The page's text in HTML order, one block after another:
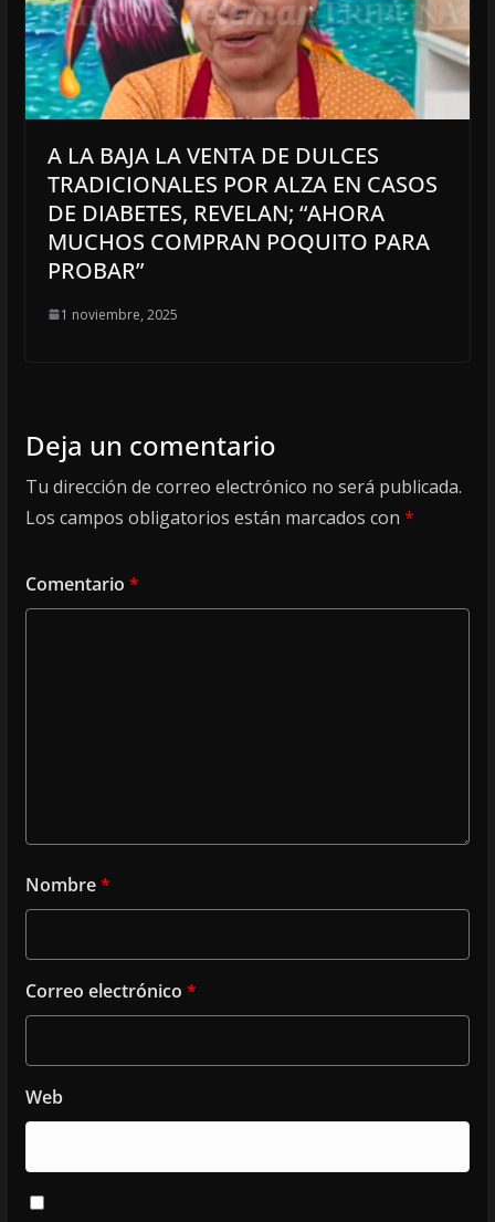
A LA BAJA LA VENTA DE DULCES
TRADICIONALES POR ALZA EN CASOS
DE DIABETES, REVELAN; “AHORA
MUCHOS COMPRAN POQUITO PARA
PROBAR”
1 noviembre, 2025
Deja un comentario
Tu dirección de correo electrónico no será publicada.
Los campos obligatorios están marcados con *
Comentario *
Nombre*
Correo electrónico *
Web